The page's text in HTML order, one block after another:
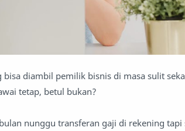
bisa diambil pemilik bisnis di masa sulit
tetap, betul bukan?
nunggu transferan gaji di rekening tapi